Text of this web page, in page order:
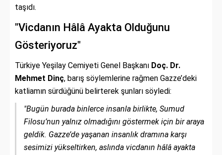
taşıdı.
"Vicdanın Hâlâ Ayakta Olduğunu
Gösteriyoruz"
Türkiye Yeşilay Cemiyeti Genel Başkanı Doç. Dr.
Mehmet Dinç, barış söylemlerine rağmen Gazze’deki
katliamın sürdüğünü belirterek şunları söyledi:
"Bugün burada binlerce insanla birlikte, Sumud
Filosu’nun yalnız olmadığını göstermek için bir araya
geldik. Gazze’de yaşanan insanlık dramına karşı
sesimizi yükseltirken, aslında vicdanın hâlâ ayakta